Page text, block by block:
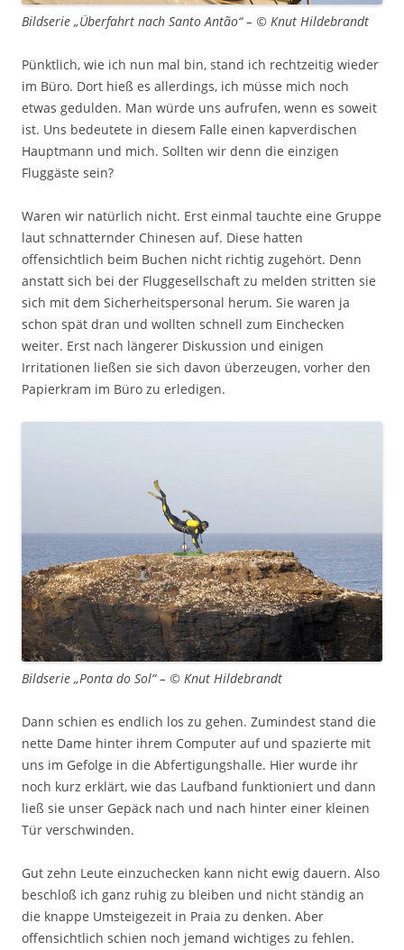
Bildserie „Überfahrt nach Santo Antão“ – © Knut Hildebrandt
Pünktlich, wie ich nun mal bin, stand ich rechtzeitig wieder
im Büro. Dort hieß es allerdings, ich müsse mich noch
etwas gedulden. Man würde uns aufrufen, wenn es soweit
ist. Uns bedeutete in diesem Falle einen kapverdischen
Hauptmann und mich. Sollten wir denn die einzigen
Fluggäste sein?
Waren wir natürlich nicht. Erst einmal tauchte eine Gruppe
laut schnatternder Chinesen auf. Diese hatten
offensichtlich beim Buchen nicht richtig zugehört. Denn
anstatt sich bei der Fluggesellschaft zu melden stritten sie
sich mit dem Sicherheitspersonal herum. Sie waren ja
schon spät dran und wollten schnell zum Einchecken
weiter. Erst nach längerer Diskussion und einigen
Irritationen ließen sie sich davon überzeugen, vorher den
Papierkram im Büro zu erledigen.
Bildserie „Ponta do Sol“ – © Knut Hildebrandt
Dann schien es endlich los zu gehen. Zumindest stand die
nette Dame hinter ihrem Computer auf und spazierte mit
uns im Gefolge in die Abfertigungshalle. Hier wurde ihr
noch kurz erklärt, wie das Laufband funktioniert und dann
ließ sie unser Gepäck nach und nach hinter einer kleinen
Tür verschwinden.
Gut zehn Leute einzuchecken kann nicht ewig dauern. Also
beschloß ich ganz ruhig zu bleiben und nicht ständig an
die knappe Umsteigezeit in Praia zu denken. Aber
offensichtlich schien noch jemand wichtiges zu fehlen.